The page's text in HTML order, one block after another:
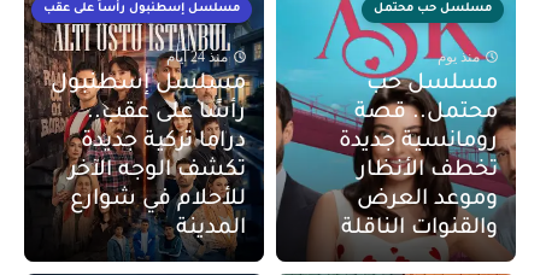
مسلسل حب محتمل
منذ يوم
مسلسل حب
محتمل.. قصة
رومانسية جديدة
تخطف الأنظار
وموعد العرض
والقنوات الناقلة
مسلسل إسطنبول رأساً على عقب
منذ 24 أيام
مسلسل إسطنبول
رأسًا على عقب..
دراما تركية جديدة
تكشف الوجه الآخر
للأحلام في شوارع
المدينة